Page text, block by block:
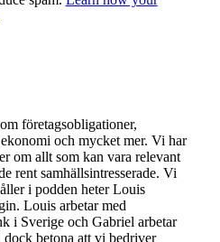
företagsobligationer,
och mycket mer. Vi har
om allt som kan vara relevant
rent samhällsintresserade. Vi
i podden heter Louis
Louis arbetar med
i Sverige och Gabriel arbetar
betona att vi bedriver